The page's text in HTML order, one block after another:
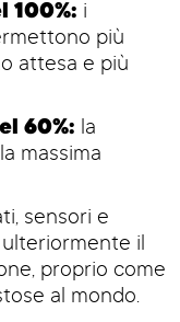
100%: i
più
attesa e più
60%: la
massima
sensori e
il
proprio come
al mondo.